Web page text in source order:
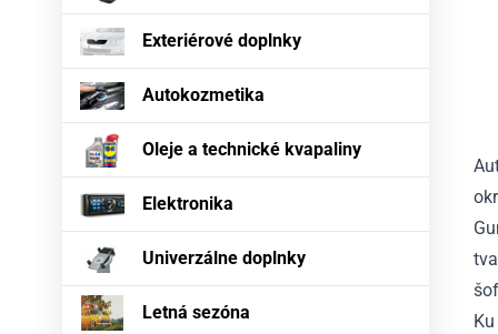
Exteriérové doplnky
Autokozmetika
Oleje a technické kvapaliny
Elektronika
Univerzálne doplnky
Letná sezóna